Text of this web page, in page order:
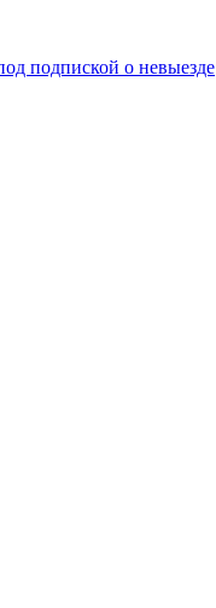
подпиской о невыезде